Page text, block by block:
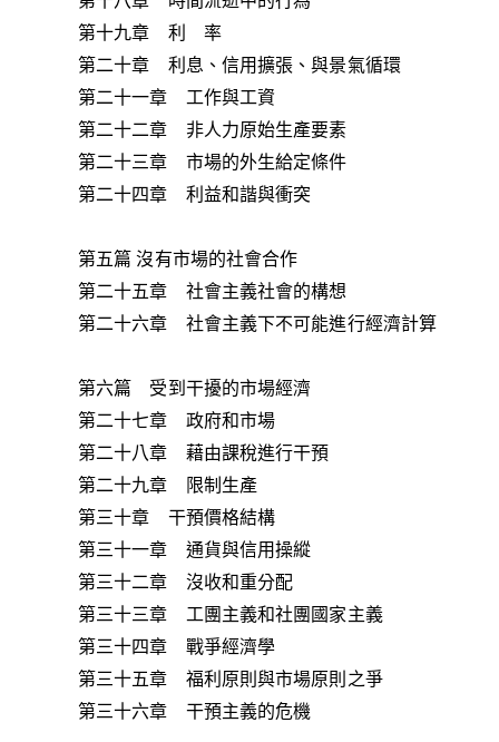
第十九章 利 率
第二十章 利息、信用擴張、與景氣循環
第二十一章 工作與工資
第二十二章 非人力原始生產要素
第二十三章 市場的外生給定條件
第二十四章 利益和諧與衝突
第五篇 沒有市場的社會合作
第二十五章 社會主義社會的構想
第二十六章 社會主義下不可能進行經濟計算
第六篇 受到干擾的市場經濟
第二十七章 政府和市場
第二十八章 藉由課稅進行干預
第二十九章 限制生產
第三十章 干預價格結構
第三十一章 通貨與信用操縱
第三十二章 沒收和重分配
第三十三章 工團主義和社團國家主義
第三十四章 戰爭經濟學
第三十五章 福利原則與市場原則之爭
第三十六章 干預主義的危機